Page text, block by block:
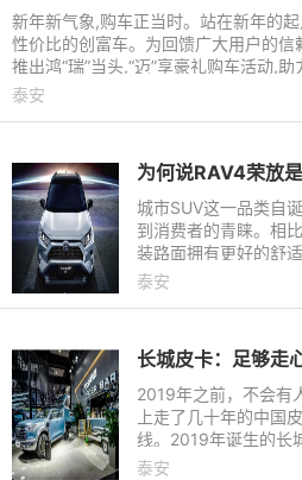
新年新气象,购车正当时。站在新年的
性价比的创富车。为回馈广大用户的
推出鸿“瑞”当头,“迈”享豪礼购车活动,助
泰安
为何说RAV4荣放
城市SUV这一品类自
到消费者的青睐。相
装路面拥有更好的舒
对更低,相比于轿车,城
泰安
长城皮卡：足够走
2019年之前，不会有
上走了几十年的中国
线。2019年诞生的长
台的下线，取得了很
泰安